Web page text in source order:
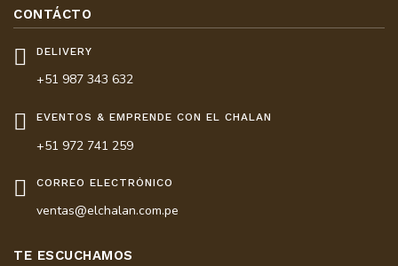
CONTÁCTO
DELIVERY
+51 987 343 632
EVENTOS & EMPRENDE CON EL CHALAN
+51 972 741 259
CORREO ELECTRÓNICO
ventas@elchalan.com.pe
TE ESCUCHAMOS